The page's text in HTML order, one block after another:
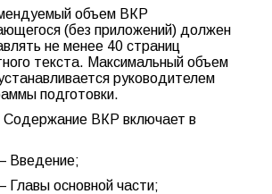
объем ВКР
(без приложений) должен
не менее 40 страниц
текста. Максимальный объем
руководителем
подготовки.
Содержание ВКР включает в
Введение;
Главы основной части;